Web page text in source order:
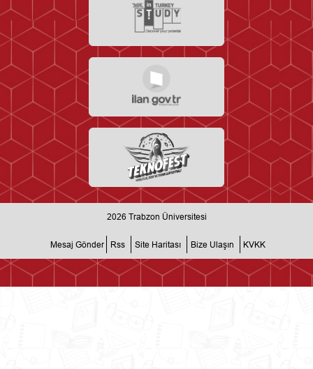
2026 Trabzon Üniversitesi
Mesaj Gönder Rss Site Haritası Bize Ulaşın KVKK